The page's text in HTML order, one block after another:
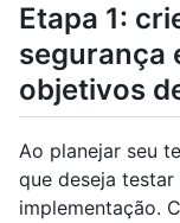
Etapa 1:
segurança
objetivos
Ao planejar seu
que deseja
implementação.